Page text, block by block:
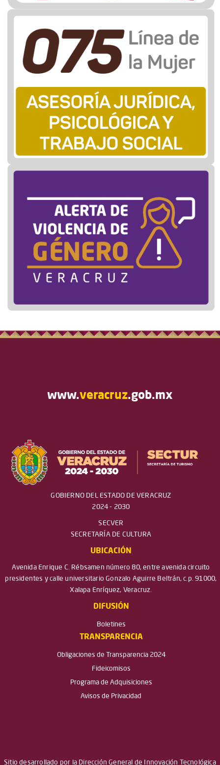
www.veracruz.gob.mx
GOBIERNO DEL ESTADO DE VERACRUZ
2024 - 2030
SECVER
SECRETARÍA DE CULTURA
UBICACIÓN
Avenida Enrique C. Rébsamen número 80, entre avenida circuito
presidentes y calle universitario Gonzalo Aguirre Beltrán, c.p. 91000,
Xalapa Enríquez, Veracruz.
DIFUSIÓN
Boletines
TRANSPARENCIA
Obligaciones de Transparencia 2024
Fideicomisos
Programa de Adquisiciones
Avisos de Privacidad
Sitio desarrollado por la Dirección General de Innovación Tecnológica